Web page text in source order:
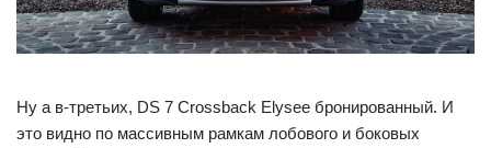
Ну а в-третьих, DS 7 Crossback Elysee бронированный. И
это видно по массивным рамкам лобового и боковых